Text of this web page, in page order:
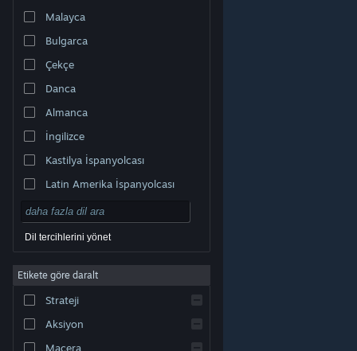
markalar, ABD ve diğer ülkelerde ilgili sahiplerinin
Erişilebilirlik |
Çerezler
Malayca
Bulgarca
Çekçe
Danca
Almanca
İngilizce
Kastilya İspanyolcası
Latin Amerika İspanyolcası
Dil tercihlerini yönet
Etikete göre daralt
Strateji
Aksiyon
Macera